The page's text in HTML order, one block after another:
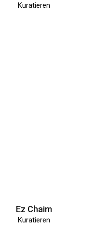
Kuratieren
Ez Chaim
Kuratieren